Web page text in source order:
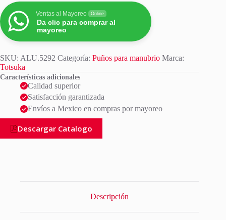
Ventas al Mayoreo Online
Da clic para comprar al
mayoreo
SKU: ALU.5292 Categoría: Puños para manubrio Marca:
Totsuka
Características adicionales
Calidad superior
Satisfacción garantizada
Envíos a Mexico en compras por mayoreo
Descargar Catalogo
Descripción